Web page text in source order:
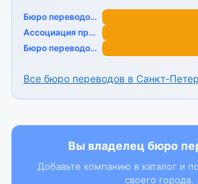
Бюро переводов «Восстания 6»
Ассоциация профессиональных переводчиков
Бюро переводов «Практика»
Все бюро переводов в Санкт-
Вы владелец бюро
Добавьте компанию в каталог и
своего города.